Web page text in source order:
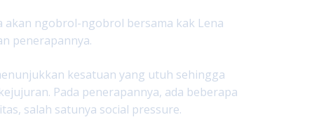
akan ngobrol-ngobrol bersama kak Lena
penerapannya.
kesatuan yang utuh sehingga
Pada penerapannya, ada beberapa
salah satunya social pressure.